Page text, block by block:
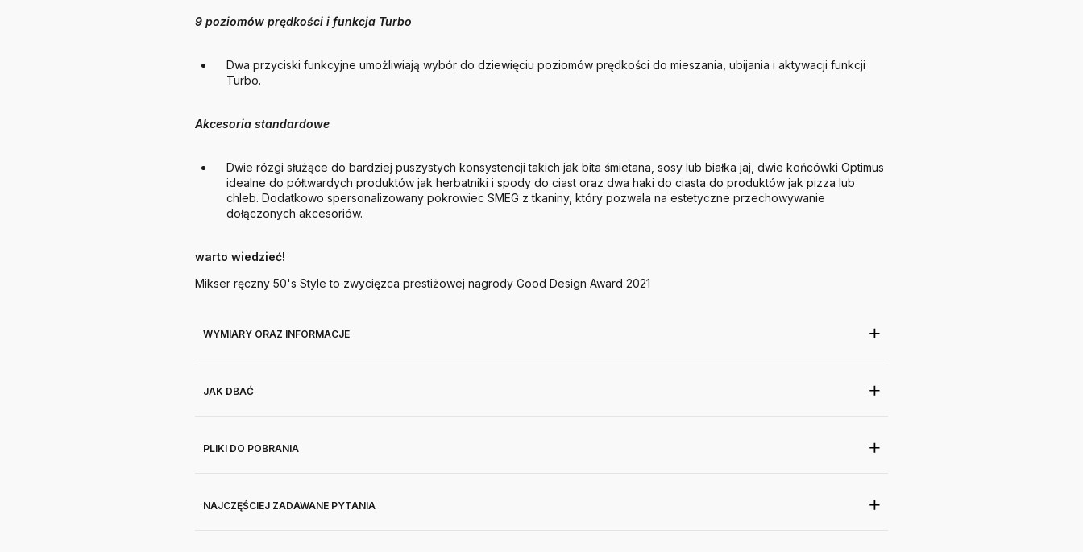
9 poziomów prędkości i funkcja Turbo
Dwa przyciski funkcyjne umożliwiają wybór do dziewięciu poziomów prędkości do mieszania, ubijania i aktywacji funkcji
Turbo.
Akcesoria standardowe
Dwie rózgi służące do bardziej puszystych konsystencji takich jak bita śmietana, sosy lub białka jaj, dwie końcówki Optimus
idealne do półtwardych produktów jak herbatniki i spody do ciast oraz dwa haki do ciasta do produktów jak pizza lub
chleb. Dodatkowo spersonalizowany pokrowiec SMEG z tkaniny, który pozwala na estetyczne przechowywanie
dołączonych akcesoriów.
warto wiedzieć!
Mikser ręczny 50's Style to zwycięzca prestiżowej nagrody Good Design Award 2021
WYMIARY ORAZ INFORMACJE
JAK DBAĆ
PLIKI DO POBRANIA
NAJCZĘŚCIEJ ZADAWANE PYTANIA